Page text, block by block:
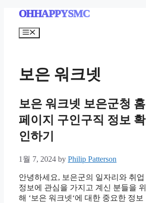
content
OHHAPPYSMC
Menu
보은 워크넷
보은 워크넷 보은군청 홈
페이지 구인구직 정보 확
인하기
1월 7, 2024 by Philip Patterson
안녕하세요, 보은군의 일자리와 취업
정보에 관심을 가지고 계신 분들을 위
해 ‘보은 워크넷‘에 대한 중요한 정보